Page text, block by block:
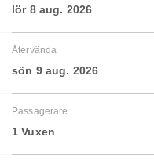
lör 8 aug. 2026
Återvända
sön 9 aug. 2026
Passagerare
1 Vuxen